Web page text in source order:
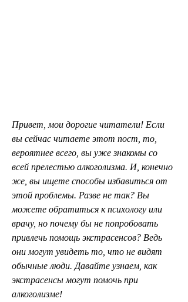
Привет, мои дорогие читатели! Если
вы сейчас читаете этот пост, то,
вероятнее всего, вы уже знакомы со
всей прелестью алкоголизма. И, конечно
же, вы ищете способы избавиться от
этой проблемы. Разве не так? Вы
можете обратиться к психологу или
врачу, но почему бы не попробовать
привлечь помощь экстрасенсов? Ведь
они могут увидеть то, что не видят
обычные люди. Давайте узнаем, как
экстрасенсы могут помочь при
алкоголизме!